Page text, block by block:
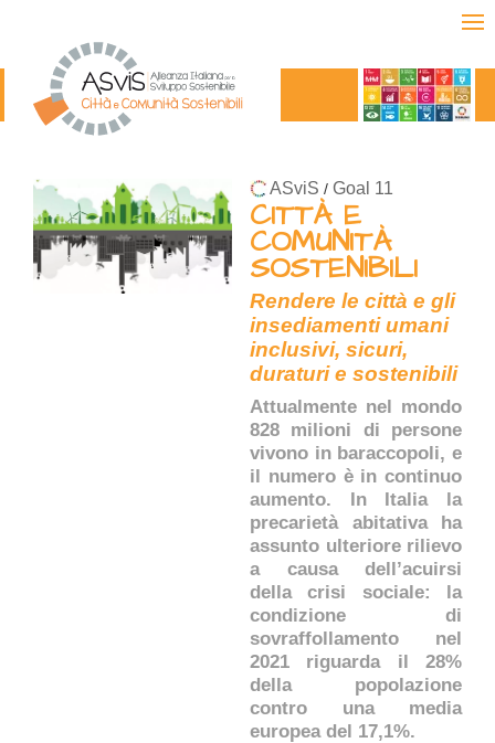
ASviS / Goal 11
CITTÀ E
COMUNITÀ
SOSTENIBILI
Rendere le città e gli
insediamenti umani
inclusivi, sicuri,
duraturi e sostenibili
Attualmente nel mondo
828 milioni di persone
vivono in baraccopoli, e
il numero è in continuo
aumento. In Italia la
precarietà abitativa ha
assunto ulteriore rilievo
a causa dell’acuirsi
della crisi sociale: la
condizione di
sovraffollamento nel
2021 riguarda il 28%
della popolazione
contro una media
europea del 17,1%.